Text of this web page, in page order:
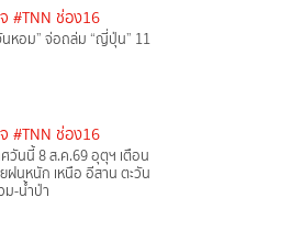
#TNN ช่อง16
หอม” จ่อถล่ม “ญี่ปุ่น” 11
#TNN ช่อง16
นนี้ 8 ส.ค.69 อุตุฯ เตือน
ฝนหนัก เหนือ อีสาน ตะวัน
ม-น้ำป่า